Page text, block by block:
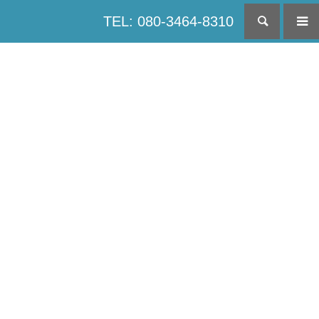
TEL: 080-3464-8310 検索